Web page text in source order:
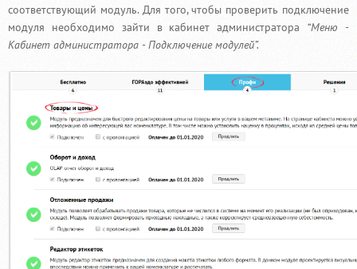
соответствующий модуль. Для того, чтобы проверить подключение
модуля необходимо зайти в кабинет администратора “Меню -
Кабинет администратора - Подключение модулей”.